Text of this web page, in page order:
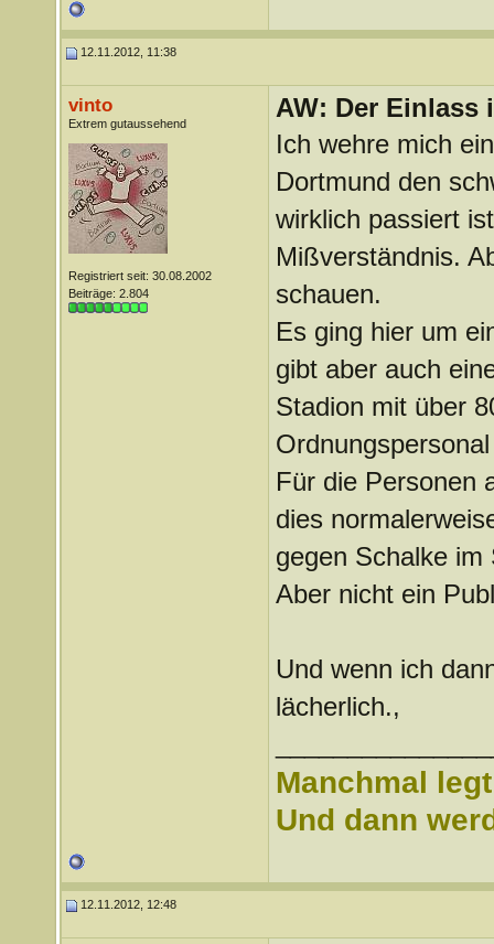
12.11.2012, 11:38
vinto
Extrem gutaussehend
Registriert seit: 30.08.2002
Beiträge: 2.804
AW: Der Einlass
Ich wehre mich
Dortmund den
wirklich passiert
Mißverständnis.
schauen.
Es ging hier um
gibt aber auch
Stadion mit über
Für die Personen
dies
gegen Schalke im
Aber nicht ein
Und wenn ich
lächerlich.,
Manchmal
Und dann
12.11.2012, 12:48